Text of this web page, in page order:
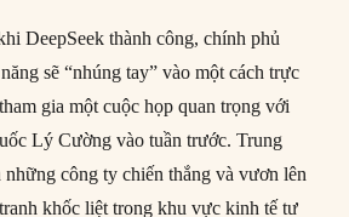
DeepSeek thành công, chính phủ
sẽ “nhúng tay” vào một cách trực
gia một cuộc họp quan trọng với
Lý Cường vào tuần trước. Trung
những công ty chiến thắng và vươn lên
khốc liệt trong khu vực kinh tế tư